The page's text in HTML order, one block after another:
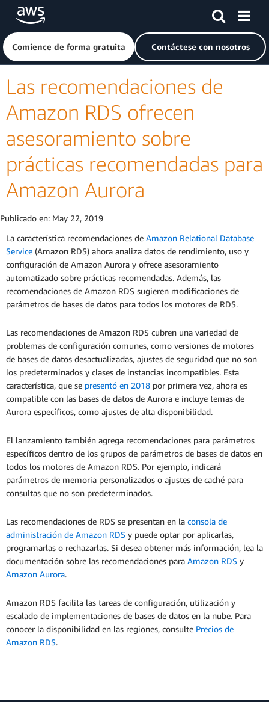
Saltar al contenido principal
Haga clic aquí para volver a la página de inicio de Amazon
Comience de forma gratuita Contáctese con nosotros
Las recomendaciones de
Amazon RDS ofrecen
asesoramiento sobre
prácticas recomendadas para
Amazon Aurora
Publicado en: May 22, 2019
La característica recomendaciones de Amazon Relational Database
Service (Amazon RDS) ahora analiza datos de rendimiento, uso y
configuración de Amazon Aurora y ofrece asesoramiento
automatizado sobre prácticas recomendadas. Además, las
recomendaciones de Amazon RDS sugieren modificaciones de
parámetros de bases de datos para todos los motores de RDS.
Las recomendaciones de Amazon RDS cubren una variedad de
problemas de configuración comunes, como versiones de motores
de bases de datos desactualizadas, ajustes de seguridad que no son
los predeterminados y clases de instancias incompatibles. Esta
característica, que se presentó en 2018 por primera vez, ahora es
compatible con las bases de datos de Aurora e incluye temas de
Aurora específicos, como ajustes de alta disponibilidad.
El lanzamiento también agrega recomendaciones para parámetros
específicos dentro de los grupos de parámetros de bases de datos en
todos los motores de Amazon RDS. Por ejemplo, indicará
parámetros de memoria personalizados o ajustes de caché para
consultas que no son predeterminados.
Las recomendaciones de RDS se presentan en la consola de
administración de Amazon RDS y puede optar por aplicarlas,
programarlas o rechazarlas. Si desea obtener más información, lea la
documentación sobre las recomendaciones para Amazon RDS y
Amazon Aurora.
Amazon RDS facilita las tareas de configuración, utilización y
escalado de implementaciones de bases de datos en la nube. Para
conocer la disponibilidad en las regiones, consulte Precios de
Amazon RDS.